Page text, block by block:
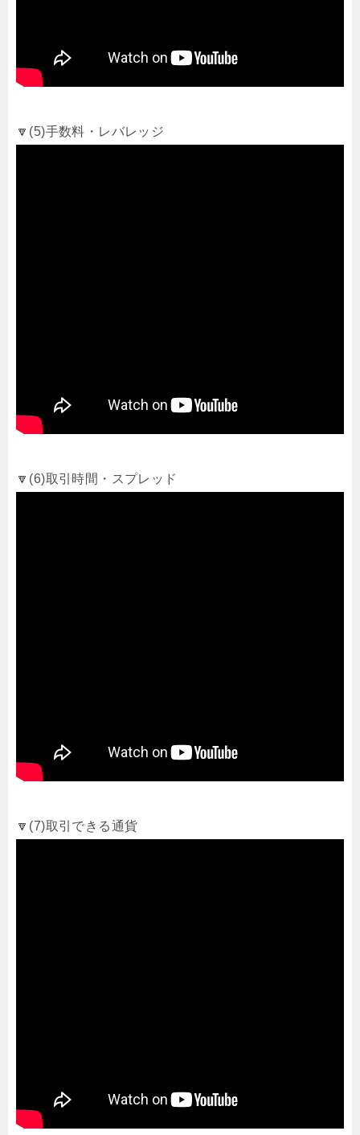
🔽(5)手数料・レバレッジ
🔽(6)取引時間・スプレッド
🔽(7)取引できる通貨